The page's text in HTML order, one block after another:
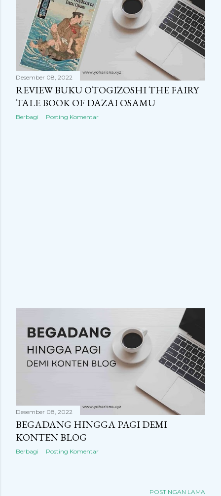
Desember 08, 2022
REVIEW BUKU OTOGIZOSHI THE FAIRY
TALE BOOK OF DAZAI OSAMU
Berbagi Posting Komentar
Desember 08, 2022
BEGADANG HINGGA PAGI DEMI
KONTEN BLOG
Berbagi Posting Komentar
POSTINGAN LAMA